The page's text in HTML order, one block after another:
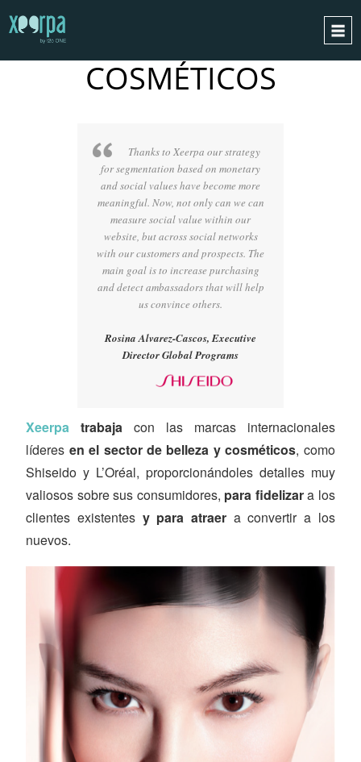
CASOS DE ÉXITO
PIDE UNA DEMO
COSMÉTICOS
Thanks to Xeerpa our strategy
for segmentation based on monetary
and social values have become more
meaningful. Now, not only can we can
measure social value within our
website, but across social networks
with our customers and prospects. The
main goal is to increase purchasing
and detect ambassadors that will help
us convince others.
Rosina Alvarez-Cascos, Executive
Director Global Programs
Xeerpa trabaja con las marcas internacionales
líderes en el sector de belleza y cosméticos, como
Shiseido y L’Oréal, proporcionándoles detalles muy
valiosos sobre sus consumidores, para fidelizara los
clientes existentes y para atraer a convertir a los
nuevos.